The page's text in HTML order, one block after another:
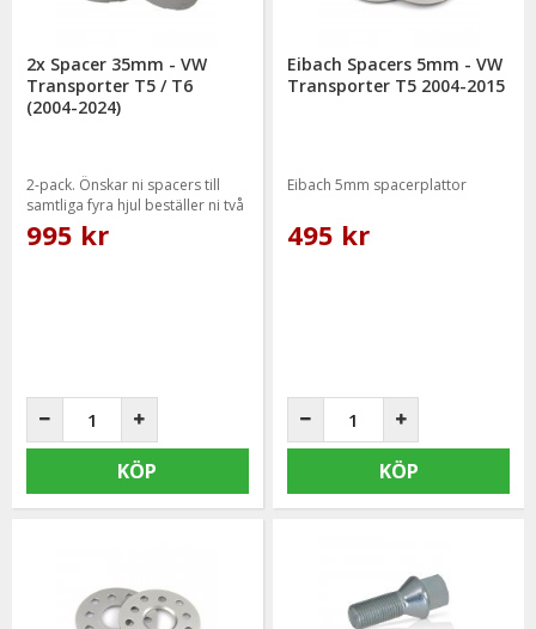
2x Spacer 35mm - VW
Transporter T5 / T6
(2004-2024)
2-pack. Önskar ni spacers till
samtliga fyra hjul beställer ni två
paket.
995 kr
KÖP
Eibach Spacers 5mm - VW
Transporter T5 2004-2015
Eibach 5mm spacerplattor
495 kr
KÖP